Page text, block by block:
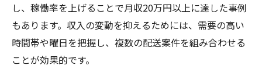
軽貨物副業ドライバーのリアルな日常を解
説
黒ナンバー貸出の注意点と合法性を解説
軽貨物黒ナンバー貸出で守るべき法律知識
し、稼働率を上げることで月収20万円以上に達した事例
もあります。収入の変動を抑えるためには、需要の高い
時間帯や曜日を把握し、複数の配送案件を組み合わせる
ことが効果的です。